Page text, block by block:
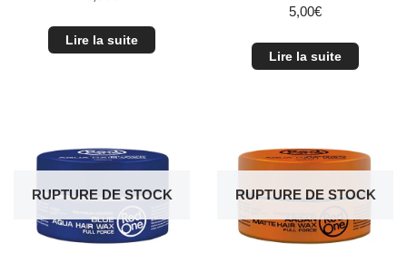
Lire la suite
5,00€
Lire la suite
RUPTURE DE STOCK RUPTURE DE STOCK